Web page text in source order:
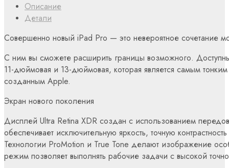
Описание
Детали
Совершенно новый iPad Pro — это невероятное сочетание
С ним вы сможете расширить границы возможного.
11-дюймовая и 13-дюймовая, которая является самым
созданным Apple.
Экран нового поколения
Дисплей Ultra Retina XDR создан с использованием
обеспечивает исключительную яркость, точную
Технологии ProMotion и True Tone делают изображение
режим позволяет выполнять рабочие задачи с высокой